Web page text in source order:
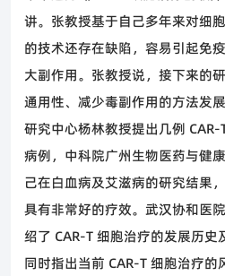
讲。张教授基于自己多年来对细
的技术还存在缺陷，容易引起免
大副作用。张教授说，接下来的
通用性、减少毒副作用的方法发
研究中心杨林教授提出几例 CAR-
病例，中科院广州生物医药与健
己在白血病及艾滋病的研究结果
具有非常好的疗效。武汉协和医
绍了 CAR-T细胞治疗的发展历史
同时指出当前 CAR-T细胞治疗的